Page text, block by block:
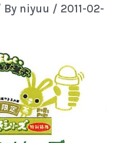
By niyuu / 2011-02-